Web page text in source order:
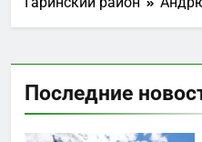
Последние